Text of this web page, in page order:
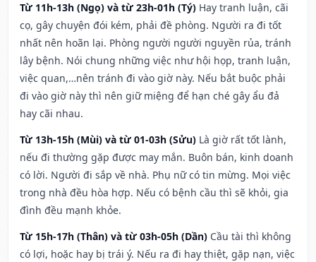
Từ 11h-13h (Ngọ) và từ 23h-01h (Tý) Hay tranh luận, cãi
cọ, gây chuyện đói kém, phải đề phòng. Người ra đi tốt
nhất nên hoãn lại. Phòng người người nguyền rủa, tránh
lây bệnh. Nói chung những việc như hội họp, tranh luận,
việc quan,…nên tránh đi vào giờ này. Nếu bắt buộc phải
đi vào giờ này thì nên giữ miệng để hạn ché gây ẩu đả
hay cãi nhau.
Từ 13h-15h (Mùi) và từ 01-03h (Sửu) Là giờ rất tốt lành,
nếu đi thường gặp được may mắn. Buôn bán, kinh doanh
có lời. Người đi sắp về nhà. Phụ nữ có tin mừng. Mọi việc
trong nhà đều hòa hợp. Nếu có bệnh cầu thì sẽ khỏi, gia
đình đều mạnh khỏe.
Từ 15h-17h (Thân) và từ 03h-05h (Dần) Cầu tài thì không
có lợi, hoặc hay bị trái ý. Nếu ra đi hay thiệt, gặp nạn, việc